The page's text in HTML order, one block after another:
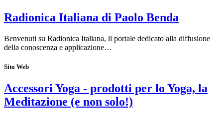
Radionica Italiana di Paolo Benda
Benvenuti su Radionica Italiana, il portale dedicato alla diffusione
della conoscenza e applicazione…
Sito Web
Accessori Yoga - prodotti per lo Yoga, la
Meditazione (e non solo!)